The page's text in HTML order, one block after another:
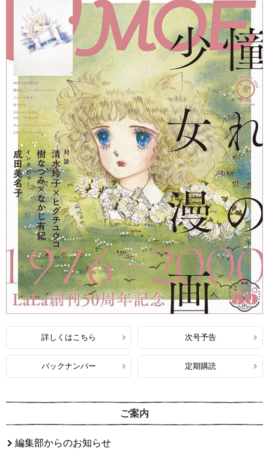
詳しくはこちら 次号予告
バックナンバー 定期購読
ご案内
編集部からのお知らせ